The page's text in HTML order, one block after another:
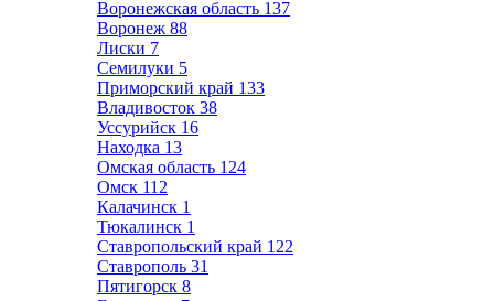
Воронежская область 137
Воронеж 88
Лиски 7
Семилуки 5
Приморский край 133
Владивосток 38
Уссурийск 16
Находка 13
Омская область 124
Омск 112
Калачинск 1
Тюкалинск 1
Ставропольский край 122
Ставрополь 31
Пятигорск 8